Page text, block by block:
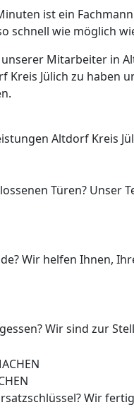
ist ein
schnell wie möglich
Mitarbeiter in
Kreis Jülich zu haben
Altdorf Kreis
Türen? Unser
Wir helfen Ihnen,
Wir sind zur
Wir